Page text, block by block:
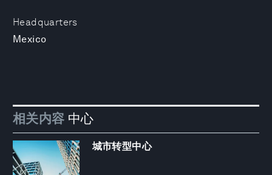
Headquarters
Mexico
相关内容 中心
城市转型中心